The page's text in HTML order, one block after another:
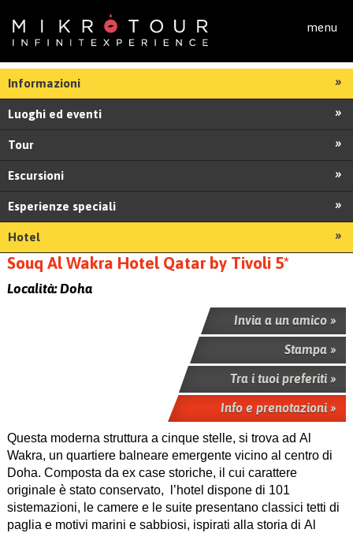
menu
Informazioni
Luoghi ed eventi
Tour
Escursioni
Esperienze speciali
Hotel
Souq Al Wakra Hotel Qatar by Tivoli 5*
Località:Doha
Invia a un amico »
Stampa »
Tra i tuoi preferiti »
Info e prenotazioni »
Questa moderna struttura a cinque stelle, si trova ad Al
Wakra, un quartiere balneare emergente vicino al centro di
Doha. Composta da ex case storiche, il cui carattere
originale è stato conservato, l’hotel dispone di 101
sistemazioni, le camere e le suite presentano classici tetti di
paglia e motivi marini e sabbiosi, ispirati alla storia di Al